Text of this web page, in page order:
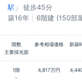
駅 」 徒歩45分
築16年
6階建 (150部
階数 参考相場価格 新築
主要採光面
1階 4,817万円
-